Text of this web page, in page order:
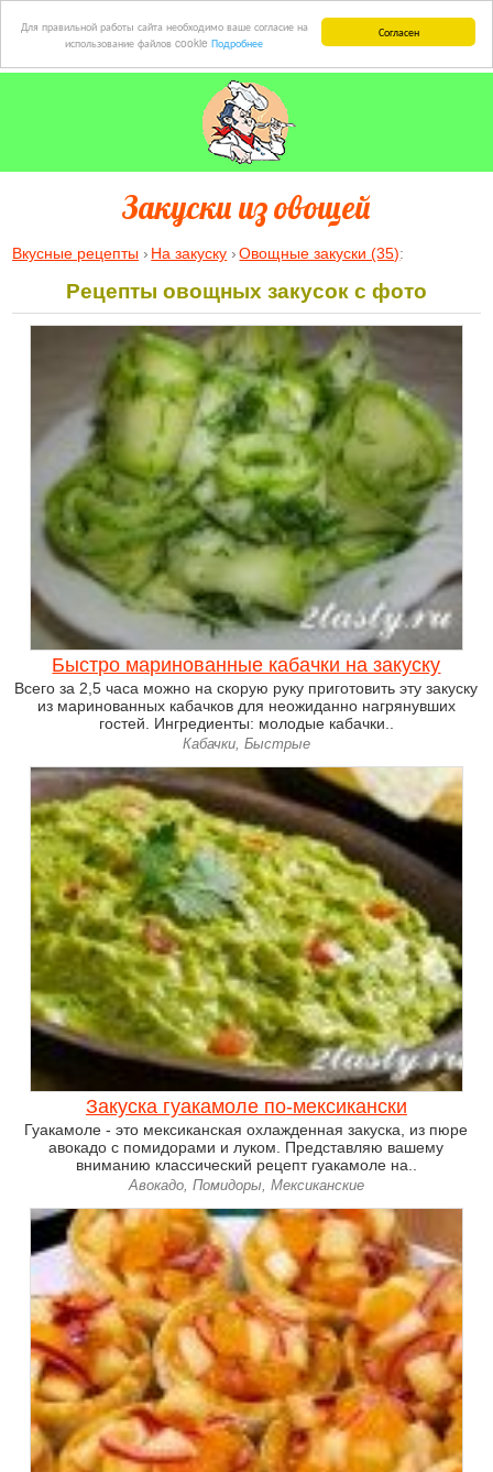
Согласен
Для правильной работы сайта необходимо ваше согласие на
использование файлов cookie Подробнее
Закуски из овощей
Вкусные рецепты На закуску Овощные закуски (35):
Рецепты овощных закусок с фото
Быстро маринованные кабачки на закуску
Всего за 2,5 часа можно на скорую руку приготовить эту закуску
из маринованных кабачков для неожиданно нагрянувших
гостей. Ингредиенты: молодые кабачки..
Кабачки, Быстрые
Закуска гуакамоле по-мексикански
Гуакамоле - это мексиканская охлажденная закуска, из пюре
авокадо с помидорами и луком. Представляю вашему
вниманию классический рецепт гуакамоле на..
Авокадо, Помидоры, Мексиканские